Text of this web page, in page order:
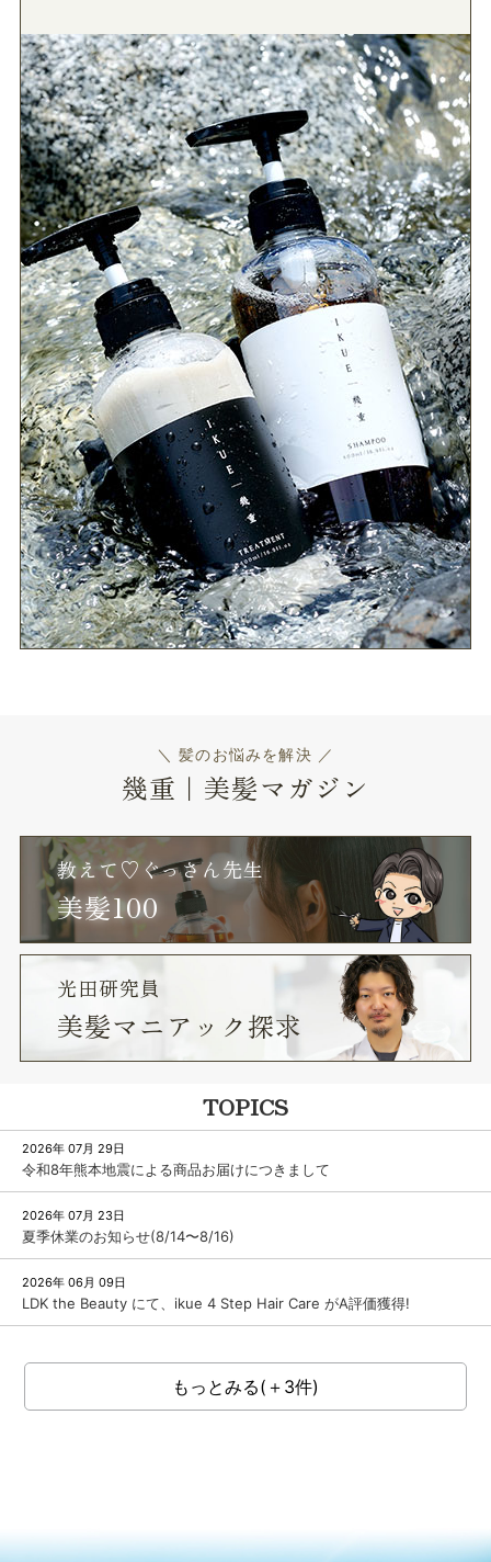
＼ 髪のお悩みを解決 ／
幾重｜美髪マガジン
教えて♡ぐっさん先生
美髪100
光田研究員
美髪マニアック探求
TOPICS
2026年 07月 29日
令和8年熊本地震による商品お届けにつきまして
2026年 07月 23日
夏季休業のお知らせ(8/14〜8/16)
2026年 06月 09日
LDK the Beauty にて、ikue 4 Step Hair Care がA評価獲得!
もっとみる(＋3件)